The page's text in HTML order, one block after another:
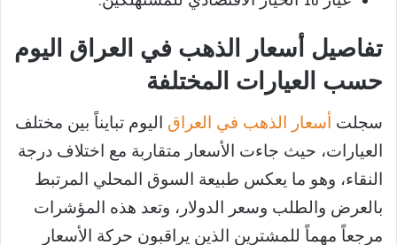
تفاصيل أسعار الذهب في العراق اليوم
حسب العيارات المختلفة
سجلت أسعار الذهب في العراق اليوم تبايناً بين مختلف
العيارات، حيث جاءت الأسعار متقاربة مع اختلاف درجة
النقاء، وهو ما يعكس طبيعة السوق المحلي المرتبط
بالعرض والطلب وسعر الدولار، وتعد هذه المؤشرات
مرجعاً مهماً للمشترين الذين يراقبون حركة الأسعار